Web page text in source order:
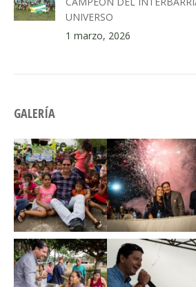
UNIVERSO
1 marzo, 2026
GALERÍA